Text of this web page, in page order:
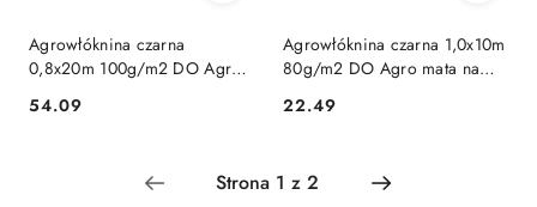
Agrowłóknina czarna
0,8x20m 100g/m2 DO Agro
Cena:
54.09
Agrowłóknina czarna 1,0x10m
80g/m2 DO Agro mata na
Cena:
22.49